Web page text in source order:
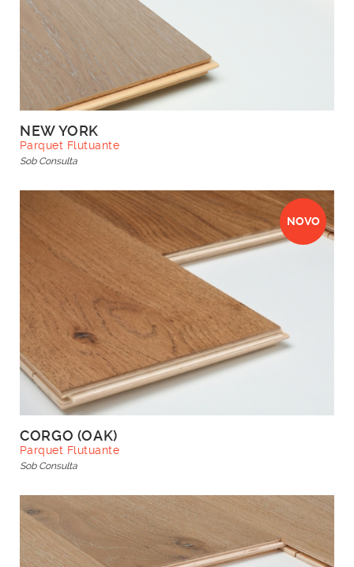
NEW YORK
Parquet Flutuante
Sob Consulta
NOVO
CORGO (OAK)
Parquet Flutuante
Sob Consulta